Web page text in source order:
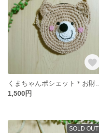
1,500円
SOLD OUT